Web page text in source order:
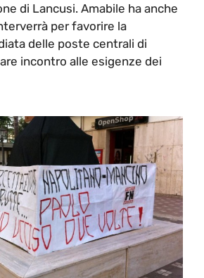
di Lancusi. Amabile ha anche
per favorire la
delle poste centrali di
incontro alle esigenze dei